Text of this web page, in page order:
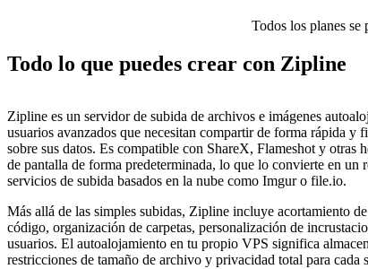
Todos los planes
Todo lo que puedes crear con Zipline
Zipline es un servidor de subida de archivos e imágenes
usuarios avanzados que necesitan compartir de forma rápida y
sobre sus datos. Es compatible con ShareX, Flameshot y otras
de pantalla de forma predeterminada, lo que lo convierte en un
servicios de subida basados en la nube como Imgur o file.io.
Más allá de las simples subidas, Zipline incluye acortamiento
código, organización de carpetas, personalización de
usuarios. El autoalojamiento en tu propio VPS significa
restricciones de tamaño de archivo y privacidad total para cada